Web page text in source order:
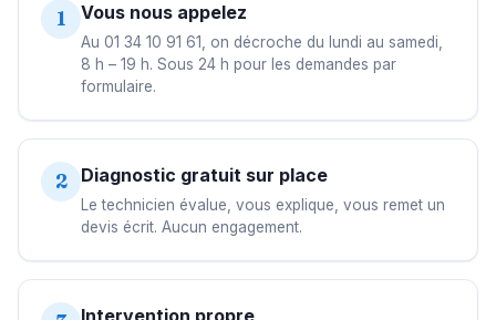
1 Vous nous appelez
Au 01 34 10 91 61, on décroche du lundi au samedi,
8 h – 19 h. Sous 24 h pour les demandes par
formulaire.
2 Diagnostic gratuit sur place
Le technicien évalue, vous explique, vous remet un
devis écrit. Aucun engagement.